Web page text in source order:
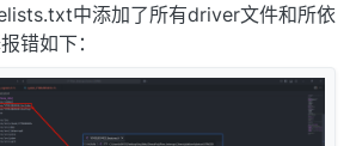
中添加了所有driver文件和所依
错如下：